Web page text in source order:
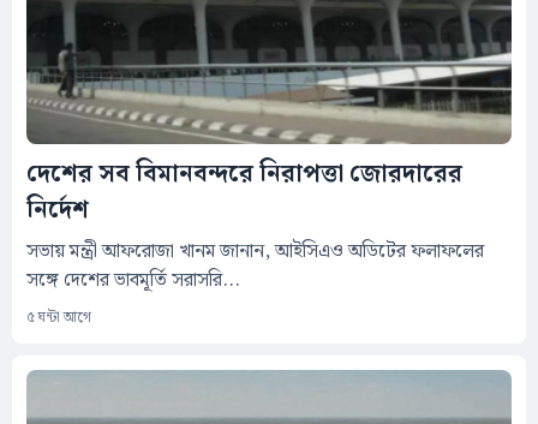
দেশের সব বিমানবন্দরে নিরাপত্তা জোরদারের
নির্দেশ
সভায় মন্ত্রী আফরোজা খানম জানান, আইসিএও অডিটের ফলাফলের
সঙ্গে দেশের ভাবমূর্তি সরাসরি...
৫ ঘন্টা আগে